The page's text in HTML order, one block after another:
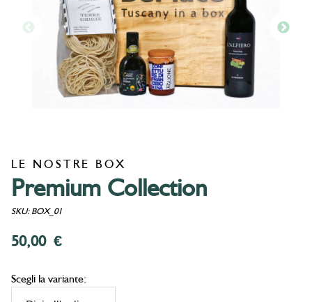
Ricerca
LE NOSTRE BOX
Premium Collection
SKU: BOX_01
50,00 €
Scegli la variante: